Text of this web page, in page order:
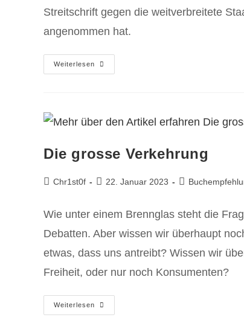
Streitschrift gegen die weitverbreitete
angenommen hat.
Weiterlesen
Die grosse Verkehrung
Chr1st0f 22. Januar 2023
Wie unter einem Brennglas steht die
Debatten. Aber wissen wir überhaupt
etwas, dass uns antreibt? Wissen wir
Freiheit, oder nur noch Konsumenten?
Weiterlesen